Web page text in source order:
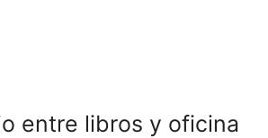
entre libros y oficina